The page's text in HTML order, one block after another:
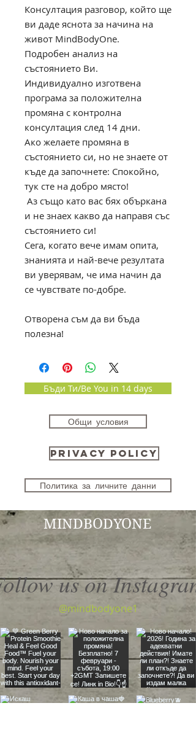
Консултация разговор, който ще
ви даде яснота за начина на
живот MindBodyOne.
Подробен анализ на
състоянието Ви.
Индивидуално изготвена
програма за положителна
промяна с контролна
консултация след 14 дни.
Ако желаете промяна в
състоянието си, но не знаете от
къде да започнете: Спокойно,
тук сте на добро място!
Аз също като вас бях объркана
и не знаех какво да направя със
състоянието си!
Сега, когато вече имам опита,
знанията и най-вече резултата
ви уверявам, че има начин да
се чувствате по-добре.
Отворена съм да ви бъда
полезна!
Бъди Ти/Be You in 14 days
Общи условия
Privacy Policy
Политика за личните данни
MINDBODYONE
us on Instagram
@mindbodyone1